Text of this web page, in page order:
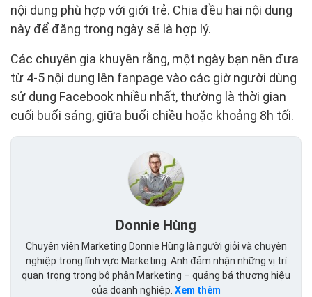
nội dung phù hợp với giới trẻ. Chia đều hai nội dung
này để đăng trong ngày sẽ là hợp lý.
Các chuyên gia khuyên rằng, một ngày bạn nên đưa
từ 4-5 nội dung lên fanpage vào các giờ người dùng
sử dụng Facebook nhiều nhất, thường là thời gian
cuối buổi sáng, giữa buổi chiều hoặc khoảng 8h tối.
Donnie Hùng
Chuyên viên Marketing Donnie Hùng là người giỏi và chuyên
nghiệp trong lĩnh vực Marketing. Anh đảm nhận những vị trí
quan trọng trong bộ phận Marketing – quảng bá thương hiệu
của doanh nghiệp. Xem thêm